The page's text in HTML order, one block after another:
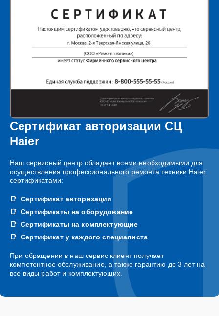
Сертификат авторизации СЦ
Haier
Наш сервисный центр обладает всеми необходимыми для
осуществления профессионального ремонта техники Haier
сертификатами:
Сертификат авторизации
Сертификаты на оборудование
Сертификаты на комплектующие
Сертификат у каждого специалиста
При обращении в наш сервис клиент получает
компетентное обслуживание, а также гарантию до 3 лет на
все виды работ и комплектующих.